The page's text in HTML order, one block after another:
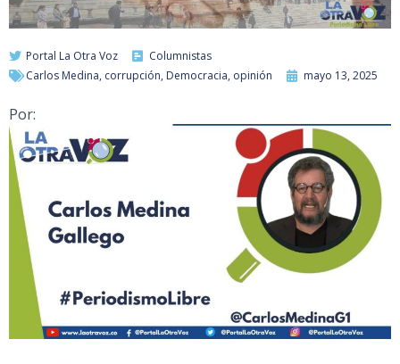
Portal La Otra Voz
Columnistas
Carlos Medina, corrupción, Democracia, opinión mayo 13, 2025
Por: